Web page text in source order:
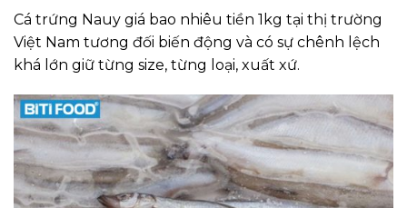
Cá trứng Nauy giá bao nhiêu tiền 1kg tại thị trường
Việt Nam tương đối biến động và có sự chênh lệch
khá lớn giữ từng size, từng loại, xuất xứ.